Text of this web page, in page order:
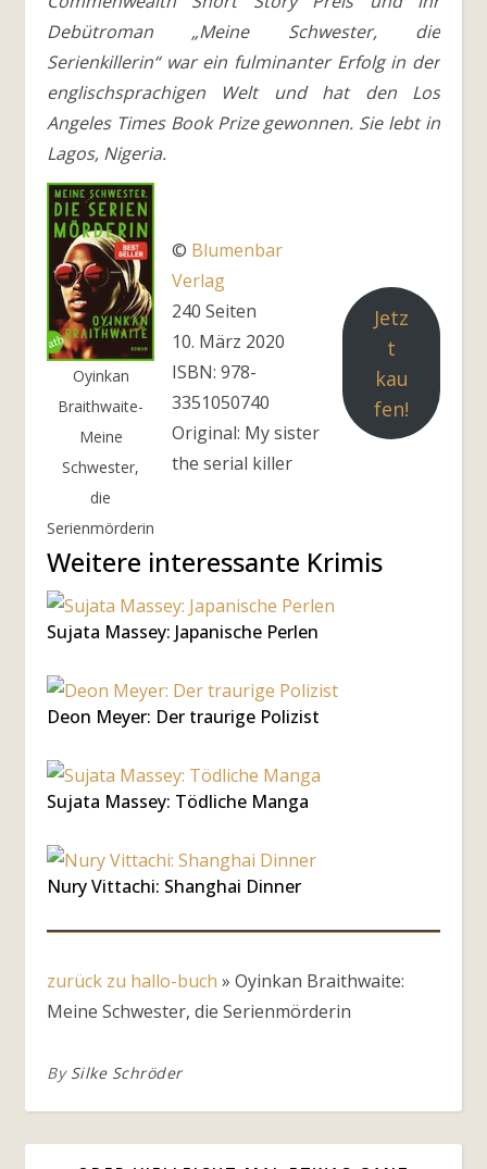
Debütroman „Meine Schwester, die
Serienkillerin“ war ein fulminanter Erfolg in der
englischsprachigen Welt und hat den Los
Angeles Times Book Prize gewonnen. Sie lebt in
Lagos, Nigeria.
Oyinkan
Braithwaite-
Meine
Schwester,
die
Serienmörderin
© Blumenbar
Verlag
240 Seiten
10. März 2020
ISBN: 978-
3351050740
Original: My sister
the serial killer
Jetz
t
kau
fen!
Weitere interessante Krimis
Sujata Massey: Japanische Perlen
Deon Meyer: Der traurige Polizist
Sujata Massey: Tödliche Manga
Nury Vittachi: Shanghai Dinner
zurück zu hallo-buch » Oyinkan Braithwaite:
Meine Schwester, die Serienmörderin
By Silke Schröder